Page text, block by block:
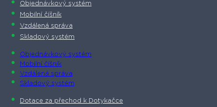
Objednávkový systém
Mobilní číšník
Vzdálená správa
Skladový systém
Objednávkový systém
Mobilní číšník
Vzdálená správa
Skladový systém
Dotace za přechod k Dotykačce